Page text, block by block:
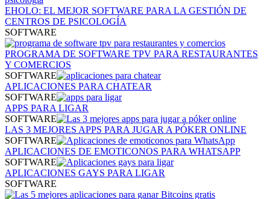
EHOLO: EL MEJOR SOFTWARE PARA LA GESTIÓN DE
CENTROS DE PSICOLOGÍA
SOFTWARE
PROGRAMA DE SOFTWARE TPV PARA RESTAURANTES
Y COMERCIOS
SOFTWARE
APLICACIONES PARA CHATEAR
SOFTWARE
APPS PARA LIGAR
SOFTWARE
LAS 3 MEJORES APPS PARA JUGAR A PÓKER ONLINE
SOFTWARE
APLICACIONES DE EMOTICONOS PARA WHATSAPP
SOFTWARE
APLICACIONES GAYS PARA LIGAR
SOFTWARE